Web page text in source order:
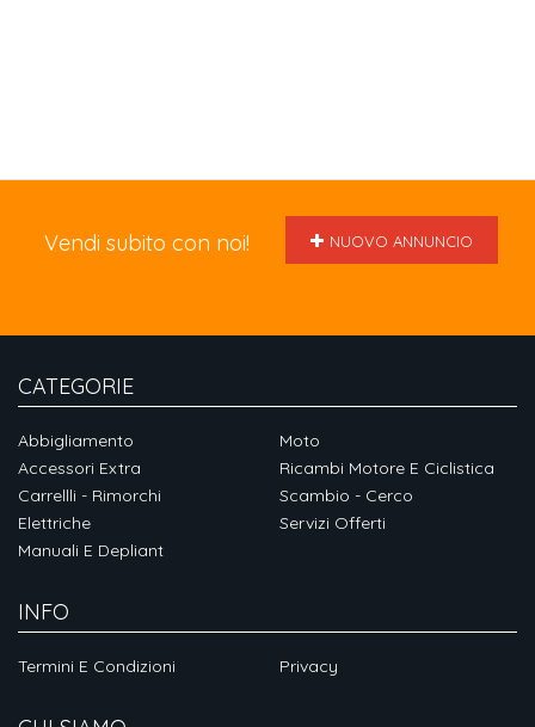
Vendi subito con noi! NUOVO ANNUNCIO
CATEGORIE
Abbigliamento
Accessori Extra
Carrellli - Rimorchi
Elettriche
Manuali E Depliant
Moto
Ricambi Motore E Ciclistica
Scambio - Cerco
Servizi Offerti
INFO
Termini E Condizioni Privacy